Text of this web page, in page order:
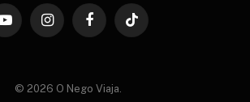
YouTubeInstagramFacebookTikTok
© 2026 O Nego Viaja.